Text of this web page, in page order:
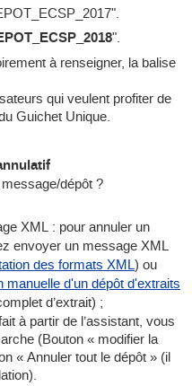
".
à renseigner, la balise
qui veulent profiter de
Guichet Unique.
dépôt ?
: pour annuler un
envoyer un message XML
des formats XML) ou
manuelle d'un dépôt d'extraits
d’extrait) ;
partir de l’assistant, vous
(Bouton « modifier la
« Annuler tout le dépôt » (il